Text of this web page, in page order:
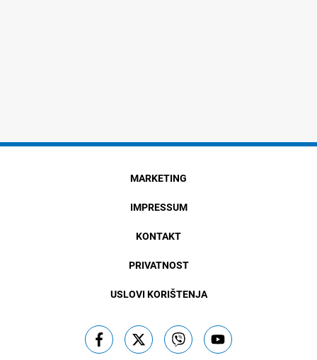
MARKETING
IMPRESSUM
KONTAKT
PRIVATNOST
USLOVI KORIŠTENJA